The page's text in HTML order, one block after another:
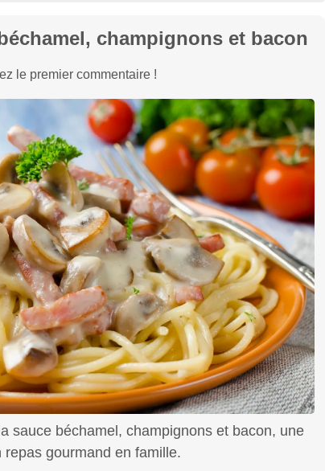
champignons et bacon
le premier commentaire !
sauce béchamel, champignons et bacon, une
gourmand en famille.